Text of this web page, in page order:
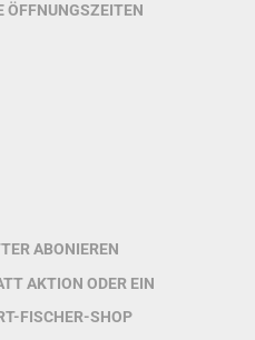
ÖFFNUNGSZEITEN
ABONIEREN
AKTION ODER EIN
FISCHER-SHOP